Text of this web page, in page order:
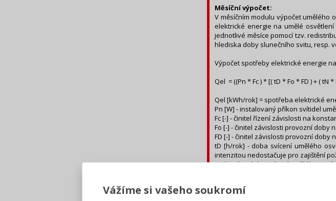
Vážíme si vašeho soukromí
Měsíční výpočet:
V měsíčním modulu výpočet umělého
elektrické energie na umělé
jednotlivé měsíce pomocí tzv.
hlediska doby slunečního svitu, resp.
Výpočet spotřeby elektrické energie
Qel = ((Pn * Fc ) * [( tD * Fo *
Qel [kWh/rok] = spotřeba elektrické
Pn [W] - instalovaný příkon svítidel
Fc [-] - činitel řízení závislosti na
Fo [-] - činitel závislosti provozní doby
FD [-] - činitel závislosti provozní doby
tD [h/rok] - doba svícení umělého
intenzitou nedostačuje pro zajištění
tN [h/rok] - doba svícení umělého
tN). Instalovaný příkon Pn je